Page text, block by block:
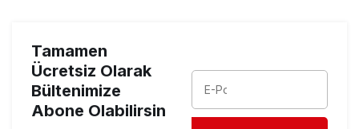
Tamamen
Ücretsiz Olarak
Bültenimize
Abone Olabilirsin